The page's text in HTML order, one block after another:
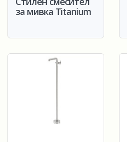
за мивка Titanium